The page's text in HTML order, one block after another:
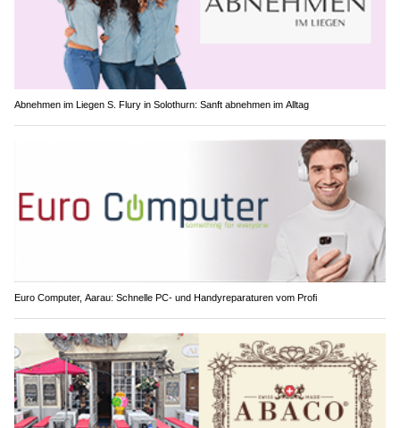
Abnehmen im Liegen S. Flury in Solothurn: Sanft abnehmen im Alltag
Euro Computer, Aarau: Schnelle PC- und Handyreparaturen vom Profi